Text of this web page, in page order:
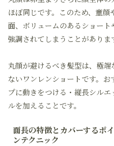
ほぼ同じです。このため、童
面、ボリュームのあるショー
強調されてしまうことがありま
丸顔が避けるべき髪型は、極
ないワンレンショートです。
プに動きをつける・縦長シル
ルを加えることです。
面長の特徴とカバーするポ
ンテクニック